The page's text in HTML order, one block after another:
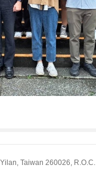
Taiwan 260026, R.O.C.